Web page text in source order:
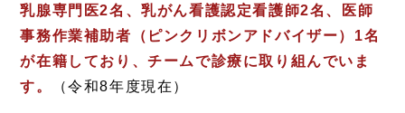
乳腺専門医2名、乳がん看護認定看護師2名、医師
事務作業補助者（ピンクリボンアドバイザー）1名
が在籍しており、チームで診療に取り組んでいま
す。
（令和8年度現在）